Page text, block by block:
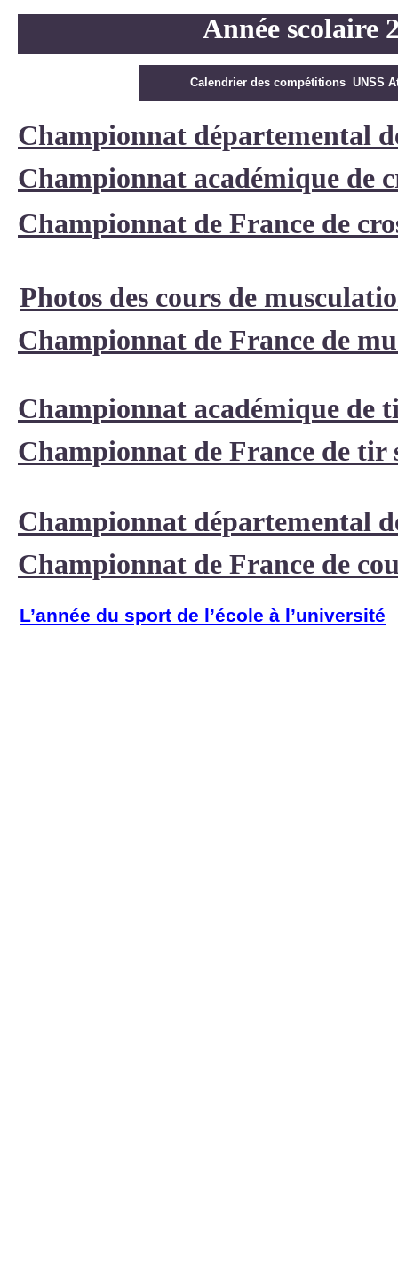
Année scolaire
Championnat départemental
Calendrier des compétitions UNSS
Championnat académique de
Championnat de France de
Photos des cours de
Championnat de France de
Championnat académique de
Championnat départemental
Championnat de France de
Championnat de France de tir
L’année du sport de l’école à l’université